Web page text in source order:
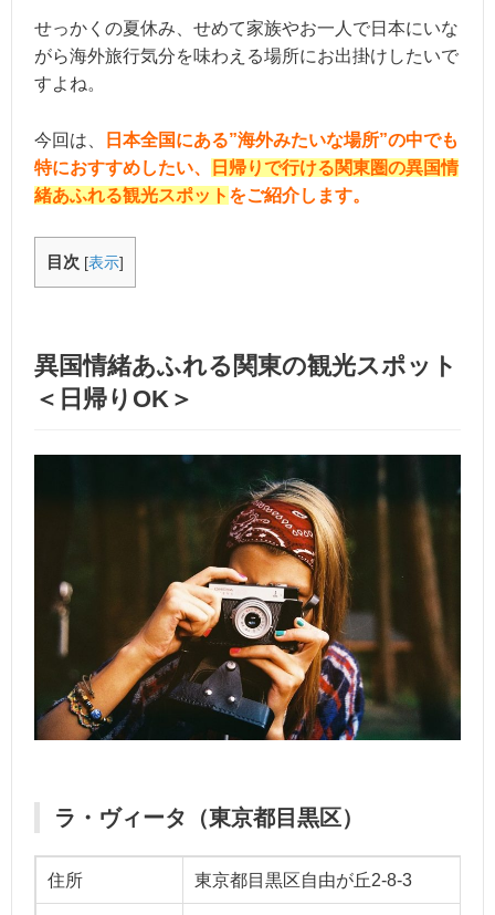
せっかくの夏休み、せめて家族やお一人で日本にいな
がら海外旅行気分を味わえる場所にお出掛けしたいで
すよね。
今回は、
日本全国にある”海外みたいな場所”の中でも
特におすすめしたい、
日帰りで行ける関東圏の異国情
緒あふれる観光スポット をご紹介します。
目次 [表示]
異国情緒あふれる関東の観光スポット
＜日帰りOK＞
ラ・ヴィータ（東京都目黒区）
住所 東京都目黒区自由が丘2-8-3